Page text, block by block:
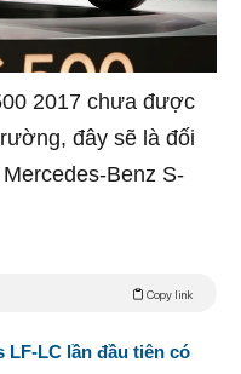
2017 chưa được
đây sẽ là đối
Benz S-
Copy link
LC lần đầu tiên có